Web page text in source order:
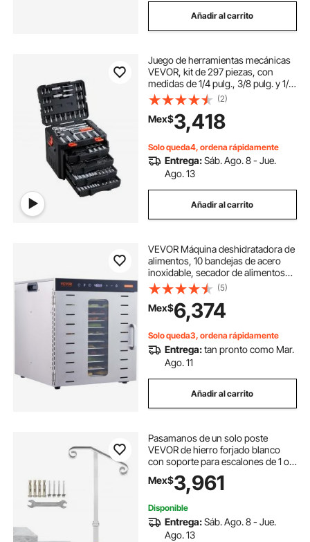
Añadir al carrito
Juego de herramientas mecánicas
VEVOR, kit de 297 piezas, con
medidas de 1/4 pulg., 3/8 pulg. y 1/2
pulg., juego de vasos SAE y
métricos, llaves, puntas de
destornillador, accesorios y
estuche de almacenamiento, para
reparación de automóviles.
(2)
Mex$3,418
Solo queda4, ordena rápidamente
Entrega:Sáb. Ago. 8 - Jue.
Ago. 13
Añadir al carrito
VEVOR Máquina deshidratadora de
alimentos, 10 bandejas de acero
inoxidable, secador de alimentos
eléctrico de 1000 W con
temporizador digital ajustable y
temperatura para cecina, hierbas,
carne, carne de res, frutas,
golosinas para perros y verduras
(5)
Mex$6,374
Solo queda3, ordena rápidamente
Entrega:tan pronto como Mar.
Ago. 11
Añadir al carrito
Pasamanos de un solo poste
VEVOR de hierro forjado blanco
con soporte para escalones de 1 o 2
escalones. Pasamanos de un solo
poste.
Mex$3,961
Disponible
Entrega:Sáb. Ago. 8 - Jue.
Ago. 13